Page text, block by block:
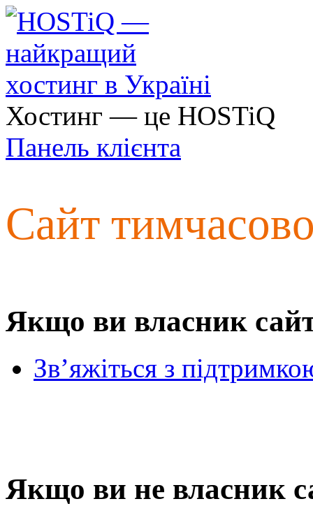
Хостинг — це HOSTiQ
Панель клієнта
Сайт
Якщо ви власник
Зв’яжіться з
Якщо ви не власник